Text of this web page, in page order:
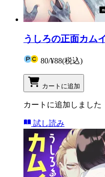
うしろの正面カム
80/¥88(税込)
カートに追加
カートに追加しました
試し読み